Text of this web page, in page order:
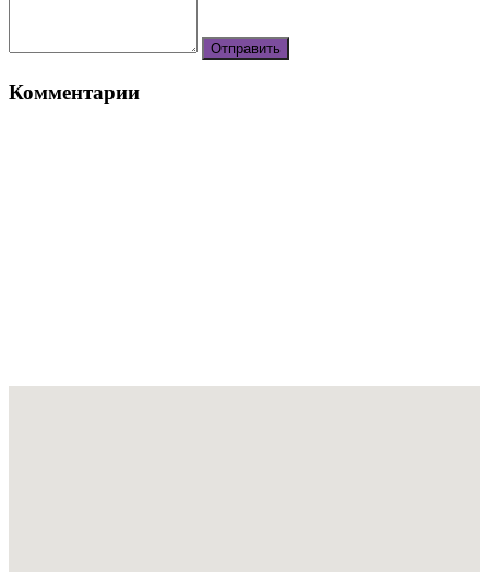
Комментарии